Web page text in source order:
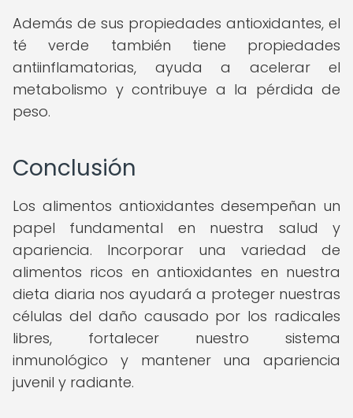
Además de sus propiedades antioxidantes, el
té verde también tiene propiedades
antiinflamatorias, ayuda a acelerar el
metabolismo y contribuye a la pérdida de
peso.
Conclusión
Los alimentos antioxidantes desempeñan un
papel fundamental en nuestra salud y
apariencia. Incorporar una variedad de
alimentos ricos en antioxidantes en nuestra
dieta diaria nos ayudará a proteger nuestras
células del daño causado por los radicales
libres, fortalecer nuestro sistema
inmunológico y mantener una apariencia
juvenil y radiante.